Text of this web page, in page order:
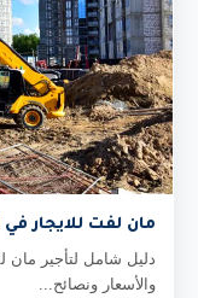
مان لفت للايجار
دليل شامل لتأجير مان
والأسعار ونصائح...